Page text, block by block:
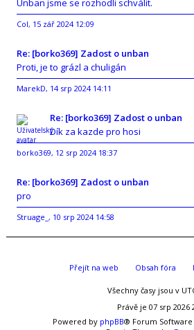
Unban jsme se rozhodli schválit.
Col, 15 zář 2024 12:09
Re: [borko369] Zadost o unban
Proti, je to grázl a chuligán
MarekD, 14 srp 2024 14:11
Re: [borko369] Zadost o unban
Dík za kazde pro hosi
borko369, 12 srp 2024 18:37
Re: [borko369] Zadost o unban
pro
Struage_ , 10 srp 2024 14:58
Přejít na web Obsah fóra
Všechny časy jsou v
Právě je 07 srp 2026
Powered by phpBB® Forum